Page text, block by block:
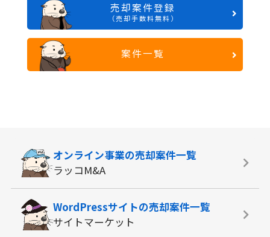
売却案件登録
（売却手数料無料）
案件一覧
オンライン事業の売却案件一覧
ラッコM&A
WordPressサイトの売却案件一覧
サイトマーケット